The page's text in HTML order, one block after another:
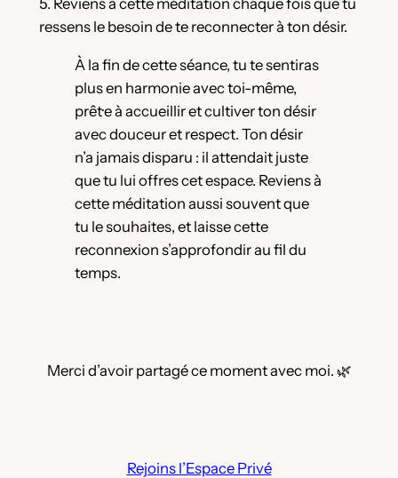
ressens le besoin de te reconnecter à ton désir.
À la fin de cette séance, tu te sentiras
plus en harmonie avec toi-même,
prêt·e à accueillir et cultiver ton désir
avec douceur et respect. Ton désir
n’a jamais disparu : il attendait juste
que tu lui offres cet espace. Reviens à
cette méditation aussi souvent que
tu le souhaites, et laisse cette
reconnexion s’approfondir au fil du
temps.
Merci d’avoir partagé ce moment avec moi. 🌿
Rejoins l’Espace Privé